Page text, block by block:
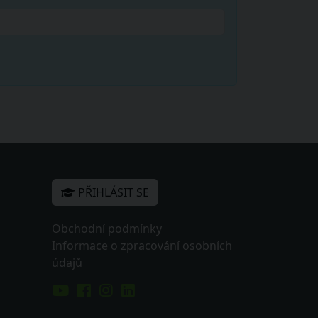
PŘIHLÁSIT SE
Obchodní podmínky
Informace o zpracování osobních
údajů